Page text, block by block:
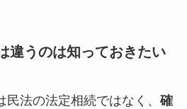
違うのは知っておきたい
法の法定相続ではなく、 確